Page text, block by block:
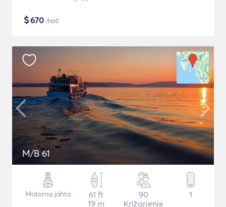
$670 /noč
M/B 61
Motorna jahta
61 ft
19 m
90
Križarjenje
1